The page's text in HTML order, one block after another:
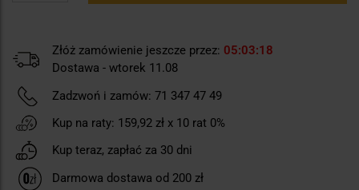
Złóż zamówienie jeszcze przez: 05 03 17
Dostawa - wtorek 11.08
Zadzwoń i zamów: 71 347 47 49
Kup na raty: 159,92 zł x 10 rat 0%
Kup teraz, zapłać za 30 dni
Darmowa dostawa od 200 zł